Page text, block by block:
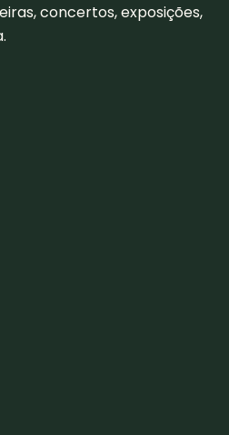
concertos, exposições,